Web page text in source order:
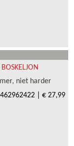
niet harder
€ 27,99